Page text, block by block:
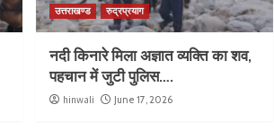
उत्तराखण्ड रुद्रप्रयाग
नदी किनारे मिला अज्ञात व्यक्ति का शव,
पहचान में जुटी पुलिस….
hinwali June 17, 2026